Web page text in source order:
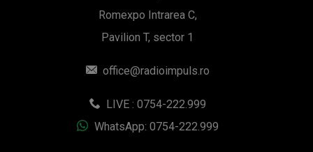
Romexpo Intrarea C,
Pavilion T, sector 1
office@radioimpuls.ro
LIVE : 0754-222.999
WhatsApp: 0754-222.999